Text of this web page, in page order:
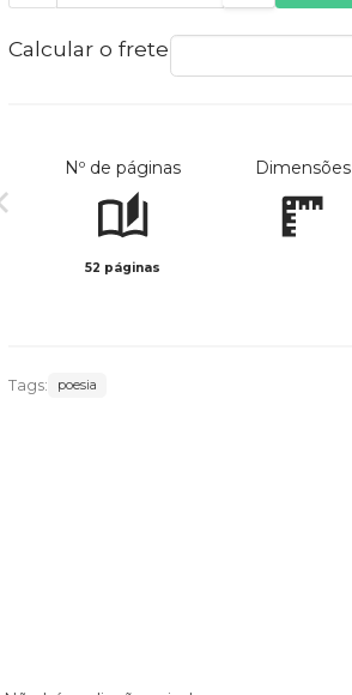
Calcular o frete
Nº de páginas
52 páginas
Dimensões
Tags: poesia